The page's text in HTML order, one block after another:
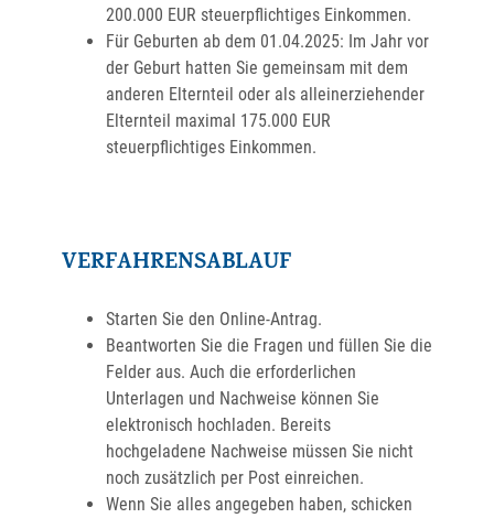
200.000 EUR steuerpflichtiges Einkommen.
Für Geburten ab dem 01.04.2025: Im Jahr vor
der Geburt hatten Sie gemeinsam mit dem
anderen Elternteil oder als alleinerziehender
Elternteil maximal 175.000 EUR
steuerpflichtiges Einkommen.
VERFAHRENSABLAUF
Starten Sie den Online-Antrag.
Beantworten Sie die Fragen und füllen Sie die
Felder aus. Auch die erforderlichen
Unterlagen und Nachweise können Sie
elektronisch hochladen. Bereits
hochgeladene Nachweise müssen Sie nicht
noch zusätzlich per Post einreichen.
Wenn Sie alles angegeben haben, schicken